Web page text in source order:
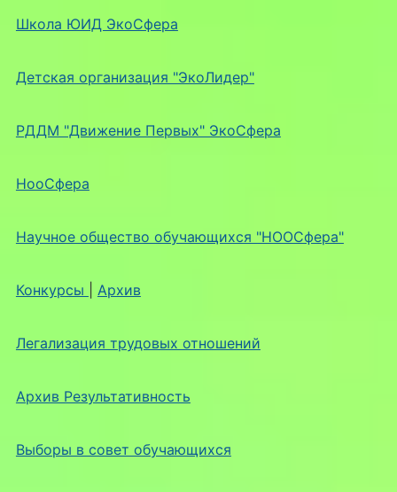
Школа ЮИД ЭкоСфера
Детская организация "ЭкоЛидер"
РДДМ "Движение Первых" ЭкоСфера
НооСфера
Научное общество обучающихся "НООСфера"
Конкурсы Архив
Легализация трудовых отношений
Архив Результативность
Выборы в совет обучающихся